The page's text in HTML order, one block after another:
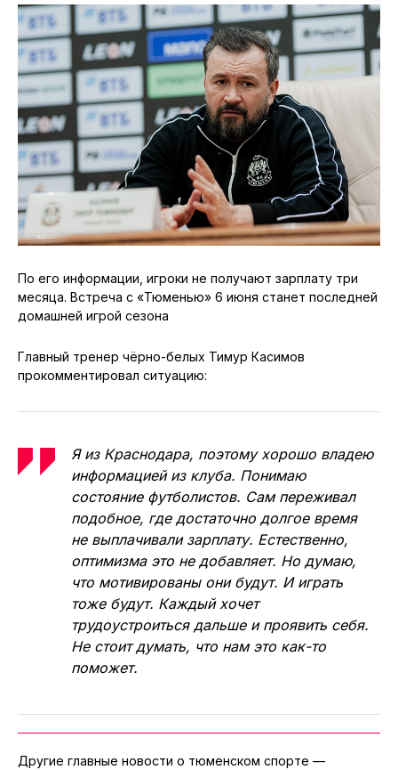
По его информации, игроки не получают зарплату три
месяца. Встреча с «Тюменью» 6 июня станет последней
домашней игрой сезона
Главный тренер чёрно-белых Тимур Касимов
прокомментировал ситуацию:
Я из Краснодара, поэтому хорошо владею
информацией из клуба. Понимаю
состояние футболистов. Сам переживал
подобное, где достаточно долгое время
не выплачивали зарплату. Естественно,
оптимизма это не добавляет. Но думаю,
что мотивированы они будут. И играть
тоже будут. Каждый хочет
трудоустроиться дальше и проявить себя.
Не стоит думать, что нам это как-то
поможет.
Другие главные новости о тюменском спорте —